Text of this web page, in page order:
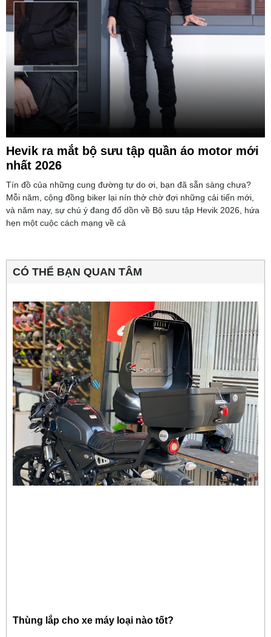
Hevik ra mắt bộ sưu tập quần áo motor mới
nhất 2026
Tín đồ của những cung đường tự do ơi, bạn đã sẵn sàng chưa?
Mỗi năm, cộng đồng biker lại nín thở chờ đợi những cải tiến mới,
và năm nay, sự chú ý đang đổ dồn về Bộ sưu tập Hevik 2026, hứa
hẹn một cuộc cách mạng về cả
CÓ THỂ BẠN QUAN TÂM
Thùng lắp cho xe máy loại nào tốt?